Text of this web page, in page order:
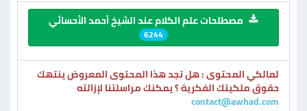
مصطلحات علم الكلام عند الشيخ أحمد الأحسائي
6244
لمالكي المحتوى : هل تجد هذا المحتوى المعروض ينتهك
حقوق ملكيتك الفكرية ؟ يمكنك مراسلتنا لإزالته
contact@awhad.com